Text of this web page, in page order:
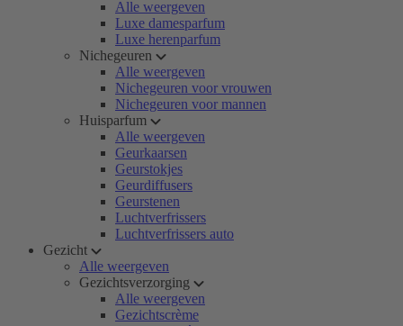
Alle weergeven
Luxe damesparfum
Luxe herenparfum
Nichegeuren
Alle weergeven
Nichegeuren voor vrouwen
Nichegeuren voor mannen
Huisparfum
Alle weergeven
Geurkaarsen
Geurstokjes
Geurdiffusers
Geurstenen
Luchtverfrissers
Luchtverfrissers auto
Gezicht
Alle weergeven
Gezichtsverzorging
Alle weergeven
Gezichtscrème